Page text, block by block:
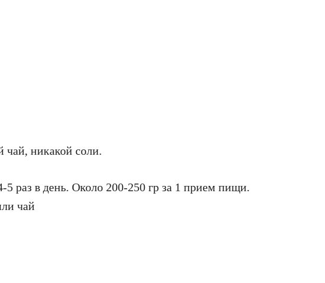
чай, никакой соли.
раз в день. Около 200-250 гр за 1 прием пищи.
чай